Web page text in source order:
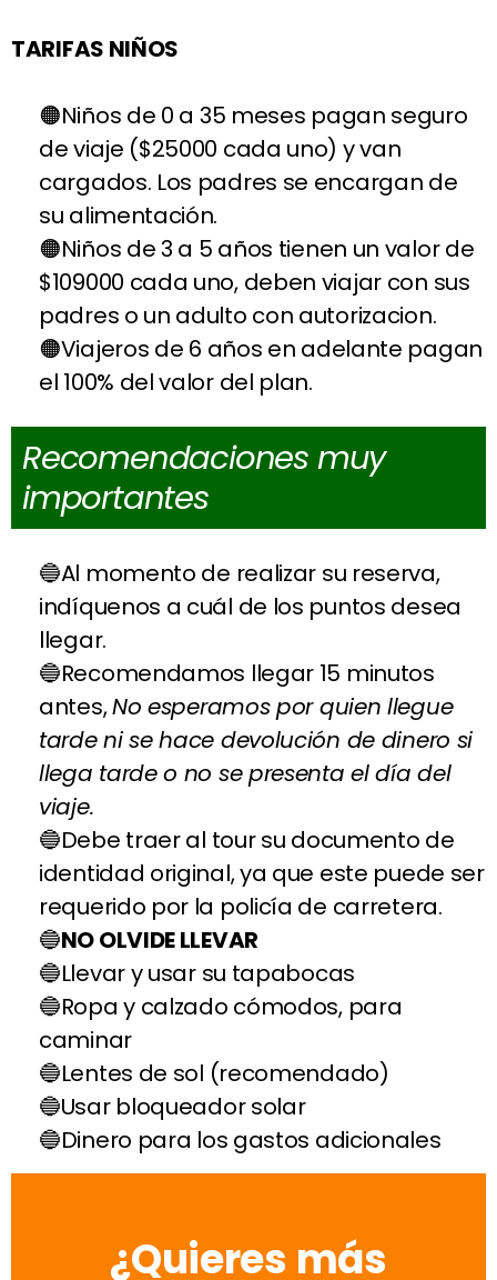
TARIFAS NIÑOS
Niños de 0 a 35 meses pagan seguro
de viaje ($25000 cada uno) y van
cargados. Los padres se encargan de
su alimentación.
Niños de 3 a 5 años tienen un valor de
$109000 cada uno, deben viajar con sus
padres o un adulto con autorizacion.
Viajeros de 6 años en adelante pagan
el 100% del valor del plan.
Recomendaciones muy
importantes
Al momento de realizar su reserva,
indíquenos a cuál de los puntos desea
llegar.
Recomendamos llegar 15 minutos
antes,No esperamos por quien llegue
tarde ni se hace devolución de dinero si
llega tarde o no se presenta el día del
viaje.
Debe traer al tour su documento de
identidad original, ya que este puede ser
requerido por la policía de carretera.
NO OLVIDE LLEVAR
Llevar y usar su tapabocas
Ropa y calzado cómodos, para
caminar
Lentes de sol (recomendado)
Usar bloqueador solar
Dinero para los gastos adicionales
¿Quieres más